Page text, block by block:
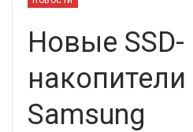
Новые SSD-
Samsung